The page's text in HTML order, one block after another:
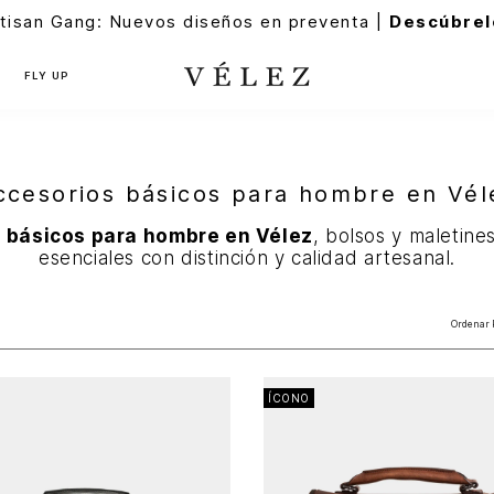
Gang: Nuevos diseños en preventa |
FLY UP
básicos para hombre en
para hombre en Vélez, bolsos y
esenciales con distinción y calidad artesanal.
Ordenar
ÍCONO